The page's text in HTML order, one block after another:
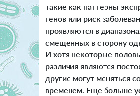
такие как паттерны
генов или риск
проявляются в
смещенных в сторону
И хотя некоторые
различия являются
другие могут меняться со
временем. Еще больше